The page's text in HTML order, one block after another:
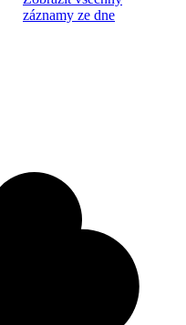
záznamy ze dne